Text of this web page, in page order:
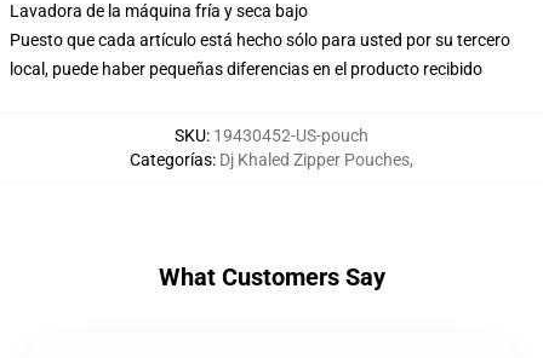
Lavadora de la máquina fría y seca bajo
Puesto que cada artículo está hecho sólo para usted por su tercero
local, puede haber pequeñas diferencias en el producto recibido
SKU: 19430452-US-pouch
Categorías: Dj Khaled Zipper Pouches,
What Customers Say